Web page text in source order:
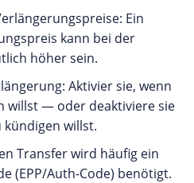
Ein
kann bei der
höher sein.
Aktivier sie, wenn
willst — oder deaktiviere sie
kündigen willst.
Transfer wird häufig ein
(EPP/Auth-Code) benötigt.